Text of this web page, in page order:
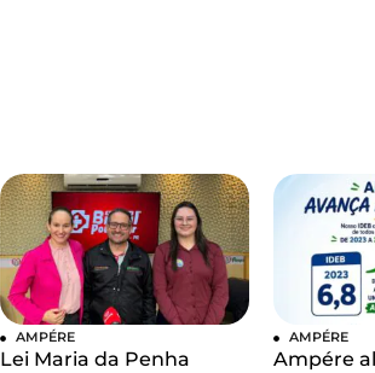
AMPÉRE
Lei Maria da Penha
AMPÉRE
Ampére